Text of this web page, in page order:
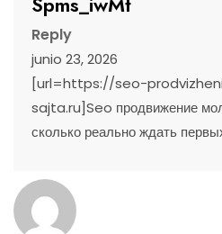
Reply
junio 23, 2026
[url=https://seo-
sajta.ru]Seo продвижение
сколько реально ждать